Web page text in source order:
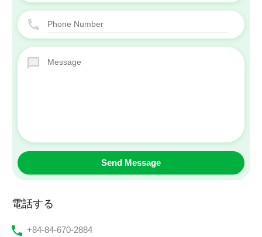
電話する
‭+84-84-670-2884‬